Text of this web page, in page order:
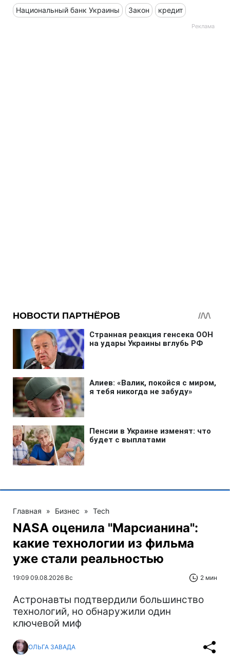
Национальный банк Украины Закон кредит
Главная » Бизнес » Tech
NASA оценила "Марсианина":
какие технологии из фильма
уже стали реальностью
19:09 09.08.2026 Вс 2 мин
Астронавты подтвердили большинство
технологий, но обнаружили один
ключевой миф
ОЛЬГА ЗАВАДА